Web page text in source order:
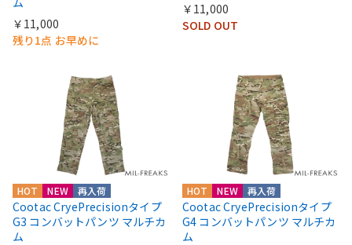
￥11,000
残り1点 お早めに
￥11,000
SOLD OUT
HOT NEW 再入荷
Cootac CryePrecisionタイプ
G3 コンバットパンツ マルチカ
ム
HOT NEW 再入荷
Cootac CryePrecisionタイプ
G4 コンバットパンツ マルチカ
ム